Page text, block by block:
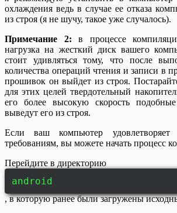
охлаждения ведь в случае ее отказа
из строя (я не шучу, такое уже случалось).
Примечание 2: в процессе
нагрузка на жесткий диск вашего
стоит удивляться тому, что после
количества операций чтения и записи в
прошивок он выйдет из строя.
для этих целей твердотельный
его более высокую скорость
выведут его из строя.
Если ваш компьютер
требованиям, вы можете начать процесс
Перейдите в директорию
android
, в которую ранее были загружены